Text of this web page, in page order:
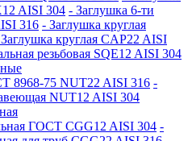
AISI 304 - Заглушка 6-ти
316 - Заглушка круглая
круглая CAP22 AISI
резьбовая SQE12 AISI 304
8968-75 NUT22 AISI 316 -
NUT12 AISI 304
ГОСТ CGG12 AISI 304 -